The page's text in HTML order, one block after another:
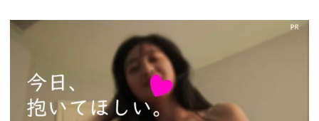
https://pcmax.jp/lp/?